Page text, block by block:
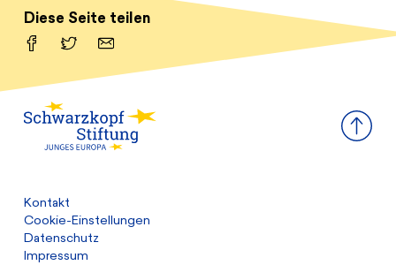
Diese Seite teilen
Facebook
TwitterEmail
Kontakt
Cookie-Einstellungen
Datenschutz
Impressum